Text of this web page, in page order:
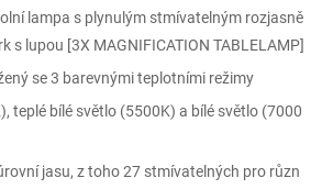
lampa s plynulým stmívatelným rozjasně
s lupou [3X MAGNIFICATION TABLELAMP]
se 3 barevnými teplotními režimy
teplé bílé světlo (5500K) a bílé světlo (7000
jasu, z toho 27 stmívatelných pro různ